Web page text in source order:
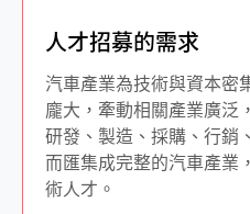
人才招募的需求
汽車產業為技術與資本密
龐大，牽動相關產業廣泛
研發、製造、採購、行銷
而匯集成完整的汽車產業
術人才。